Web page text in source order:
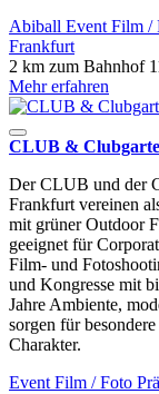
Abiball Event Film /
Frankfurt
2 km zum Bahnhof
Mehr erfahren
CLUB &
Der CLUB und der
Frankfurt vereinen
mit grüner Outdoor
geeignet für
Film- und
und Kongresse mit
Jahre Ambiente,
sorgen für
Charakter.
Event Film / Foto